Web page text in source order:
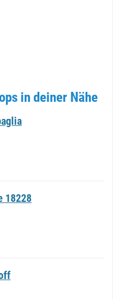
in deiner Nähe
18228